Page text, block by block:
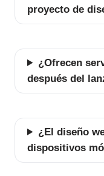
proyecto de
¿Ofrecen
después del
¿El diseño
dispositivos